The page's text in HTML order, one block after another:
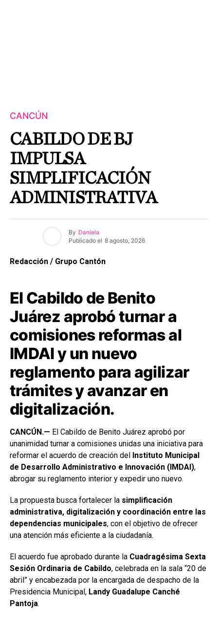
CANCÚN
CABILDO DE BJ
IMPULSA
SIMPLIFICACIÓN
ADMINISTRATIVA
By Daniela
Publicado el 8 agosto, 2026
Redacción / Grupo Cantón
El Cabildo de Benito
Juárez aprobó turnar a
comisiones reformas al
IMDAI y un nuevo
reglamento para agilizar
trámites y avanzar en
digitalización.
CANCÚN.— El Cabildo de Benito Juárez aprobó por
unanimidad turnar a comisiones unidas una iniciativa para
reformar el acuerdo de creación del
Instituto Municipal
de Desarrollo Administrativo e Innovación (IMDAI),
abrogar su reglamento interior y expedir uno nuevo.
La propuesta busca fortalecer la simplificación
administrativa, digitalización y coordinación entre las
dependencias municipales, con el objetivo de ofrecer
una atención más eficiente a la ciudadanía.
El acuerdo fue aprobado durante la Cuadragésima Sexta
Sesión Ordinaria de Cabildo, celebrada en la sala “20 de
abril” y encabezada por la encargada de despacho de la
Presidencia Municipal, Landy Guadalupe Canché
Pantoja.